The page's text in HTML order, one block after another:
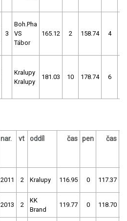
3
Boh.Pha
VS
Tábor
165.12 2 158.74 4
Kralupy
Kralupy
181.03 10 178.74 6
nar. vt oddíl čas pen čas
2011 2 Kralupy 116.95 0 117.37
2013 2
KK
Brand
119.77 0 118.70